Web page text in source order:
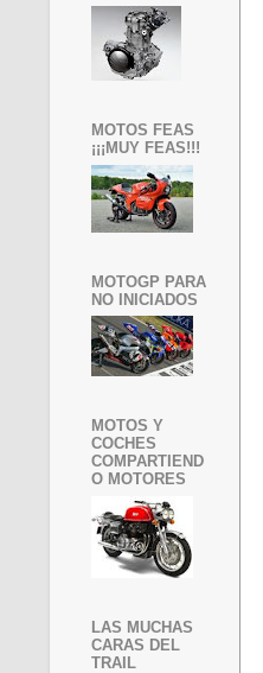
MOTOS FEAS
¡¡¡MUY FEAS!!!
MOTOGP PARA
NO INICIADOS
MOTOS Y
COCHES
COMPARTIEND
O MOTORES
LAS MUCHAS
CARAS DEL
TRAIL